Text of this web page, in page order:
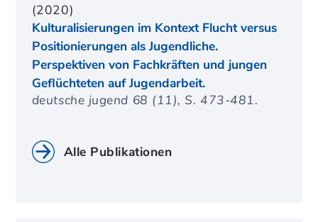
Kulturalisierungen im Kontext Flucht versus
Positionierungen als Jugendliche.
Perspektiven von Fachkräften und jungen
Geflüchteten auf Jugendarbeit.
(2020)
deutsche jugend 68 (11), S. 473-481.
Alle Publikationen